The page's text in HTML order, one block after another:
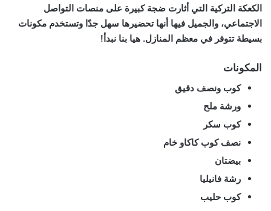
الكعكة التركية التي أثارت ضجة كبيرة على منصات التواصل
الاجتماعي، والجميل فيها أنها تحضيرها سهل جدًا وتستخدم مكونات
بسيطة تتوفر في معظم المنازل. هيا بنا نبدأ!
المكونات
كوب ونصف دقيق
ورشة ملح
كوب سكر
نصف كوب كاكاو خام
بيضتان
رشة فانيليا
كوب حليب